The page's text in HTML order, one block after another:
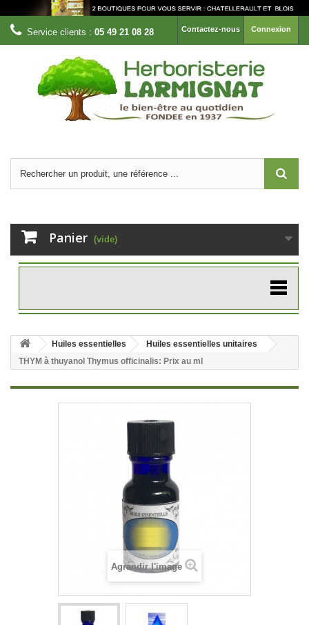
Connexion
Contactez-nous
Service clients : 05 49 21 08 28
Panier (vide)
Huiles essentielles
Huiles essentielles unitaires
THYM à thuyanol Thymus officinalis: Prix au ml
Agrandir l'image